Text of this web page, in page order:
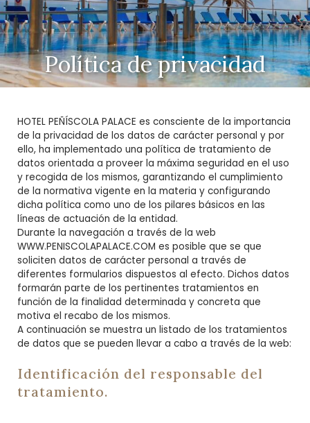
Política de privacidad
HOTEL PEÑÍSCOLA PALACE es consciente de la importancia
de la privacidad de los datos de carácter personal y por
ello, ha implementado una política de tratamiento de
datos orientada a proveer la máxima seguridad en el uso
y recogida de los mismos, garantizando el cumplimiento
de la normativa vigente en la materia y configurando
dicha política como uno de los pilares básicos en las
líneas de actuación de la entidad.
Durante la navegación a través de la web
WWW.PENISCOLAPALACE.COM es posible que se que
soliciten datos de carácter personal a través de
diferentes formularios dispuestos al efecto. Dichos datos
formarán parte de los pertinentes tratamientos en
función de la finalidad determinada y concreta que
motiva el recabo de los mismos.
A continuación se muestra un listado de los tratamientos
de datos que se pueden llevar a cabo a través de la web:
Identificación del responsable del
tratamiento.